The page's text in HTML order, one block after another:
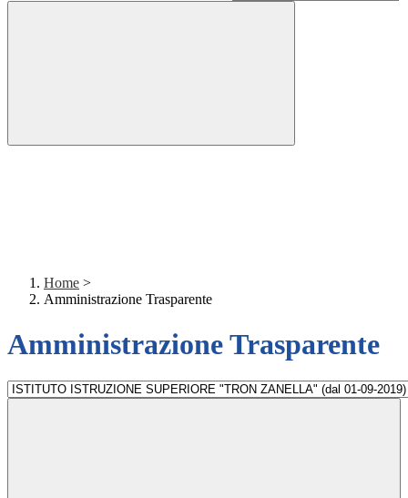
Home >
Amministrazione Trasparente
Amministrazione Trasparente